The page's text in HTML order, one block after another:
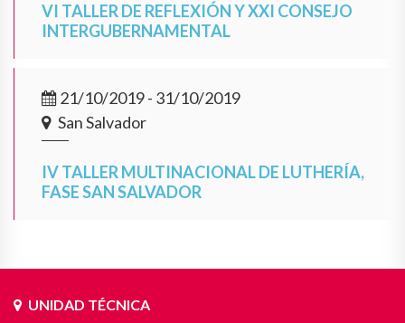
VI TALLER DE REFLEXIÓN Y XXI CONSEJO
INTERGUBERNAMENTAL
21/10/2019 - 31/10/2019
San Salvador
IV TALLER MULTINACIONAL DE LUTHERÍA,
FASE SAN SALVADOR
UNIDAD TÉCNICA